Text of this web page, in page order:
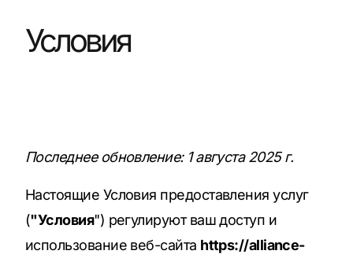
Условия
Последнее обновление: 1 августа 2025 г.
Настоящие Условия предоставления услуг
("Условия") регулируют ваш доступ и
использование веб-сайта https://alliance-